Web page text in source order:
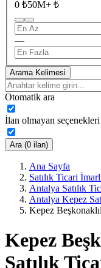
0 ₺50M+ ₺
—
Arama Kelimesi
Otomatik ara
İlan olmayan
Ara (0 ilan)
Ana Sayfa
Satılık Ticari
Antalya Satılık
Antalya Kepez
Kepez
Kepez
Satılık